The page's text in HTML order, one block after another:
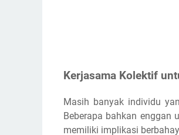
Kerjasama Kolektif
Masih banyak individu
Beberapa bahkan enggan
memiliki implikasi